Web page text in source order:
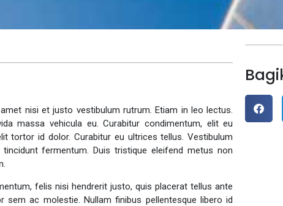
nisi et justo vestibulum rutrum. Etiam in leo lectus.
massa vehicula eu. Curabitur condimentum, elit eu
tortor id dolor. Curabitur eu ultrices tellus. Vestibulum
fermentum. Duis tristique eleifend metus non
felis nisi hendrerit justo, quis placerat tellus ante
sem ac molestie. Nullam finibus pellentesque libero id